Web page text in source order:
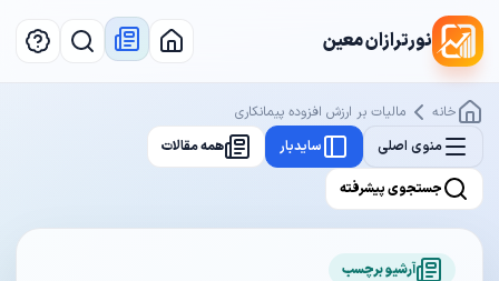
نورترازان معین
خانه
مالیات بر ارزش افزوده پیمانکاری
منوی اصلی
سایدبار همه مقالات
جستجوی پیشرفته
آرشیو برچسب